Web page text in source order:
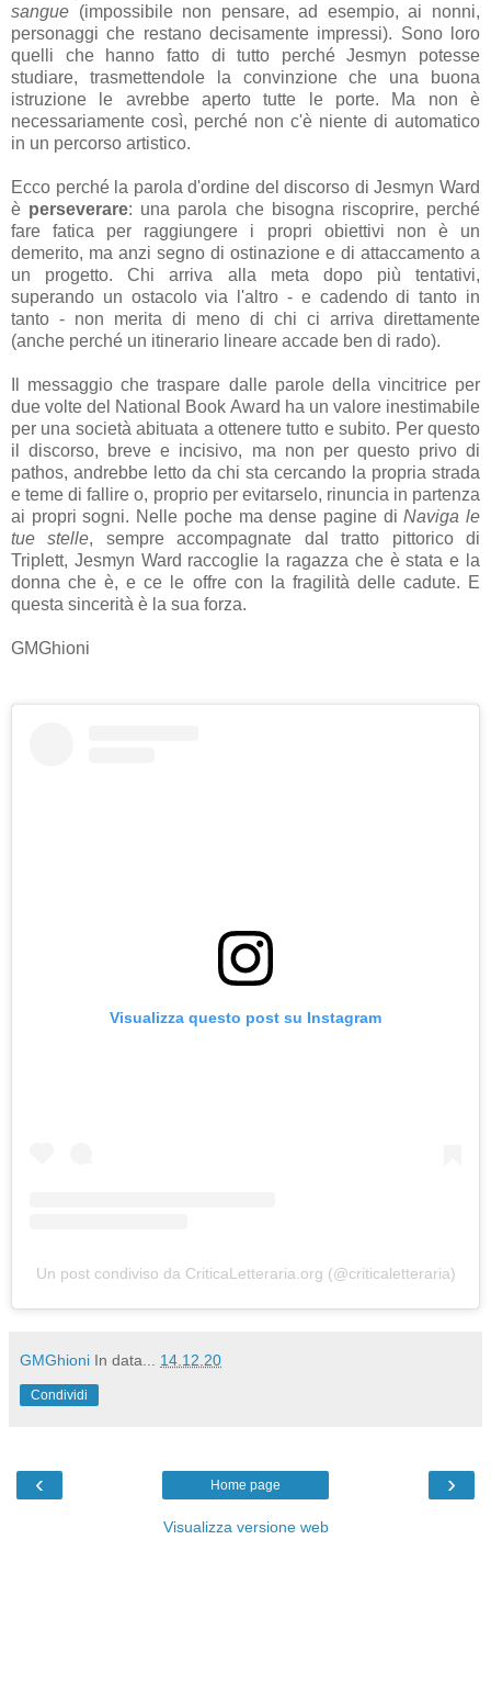
sangue (impossibile non pensare, ad esempio, ai nonni,
personaggi che restano decisamente impressi). Sono loro
quelli che hanno fatto di tutto perché Jesmyn potesse
studiare, trasmettendole la convinzione che una buona
istruzione le avrebbe aperto tutte le porte. Ma non è
necessariamente così, perché non c'è niente di automatico
in un percorso artistico.
Ecco perché la parola d'ordine del discorso di Jesmyn Ward
è perseverare: una parola che bisogna riscoprire, perché
fare fatica per raggiungere i propri obiettivi non è un
demerito, ma anzi segno di ostinazione e di attaccamento a
un progetto. Chi arriva alla meta dopo più tentativi,
superando un ostacolo via l'altro - e cadendo di tanto in
tanto - non merita di meno di chi ci arriva direttamente
(anche perché un itinerario lineare accade ben di rado).
Il messaggio che traspare dalle parole della vincitrice per
due volte del National Book Award ha un valore inestimabile
per una società abituata a ottenere tutto e subito. Per questo
il discorso, breve e incisivo, ma non per questo privo di
pathos, andrebbe letto da chi sta cercando la propria strada
e teme di fallire o, proprio per evitarselo, rinuncia in partenza
ai propri sogni. Nelle poche ma dense pagine diNaviga le
tue stelle, sempre accompagnate dal tratto pittorico di
Triplett, Jesmyn Ward raccoglie la ragazza che è stata e la
donna che è, e ce le offre con la fragilità delle cadute. E
questa sincerità è la sua forza.
GMGhioni
Visualizza questo post su Instagram
Un post condiviso da CriticaLetteraria.org (@criticaletteraria)
GMGhioni In data... 14.12.20
Condividi
‹ ›
Home page
Visualizza versione web